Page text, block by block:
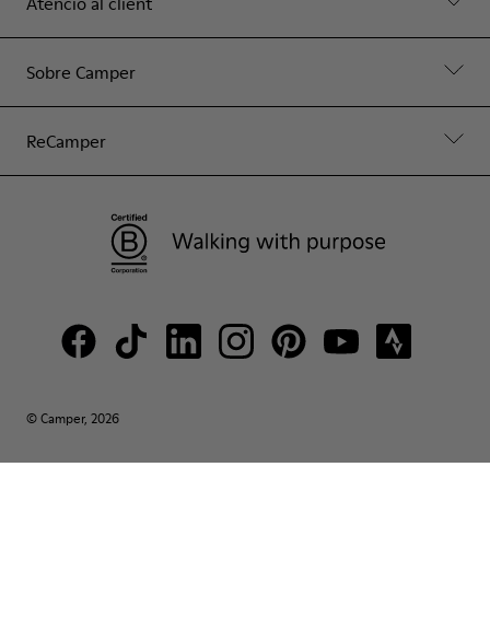
Sobre Camper
ReCamper
© Camper, 2026